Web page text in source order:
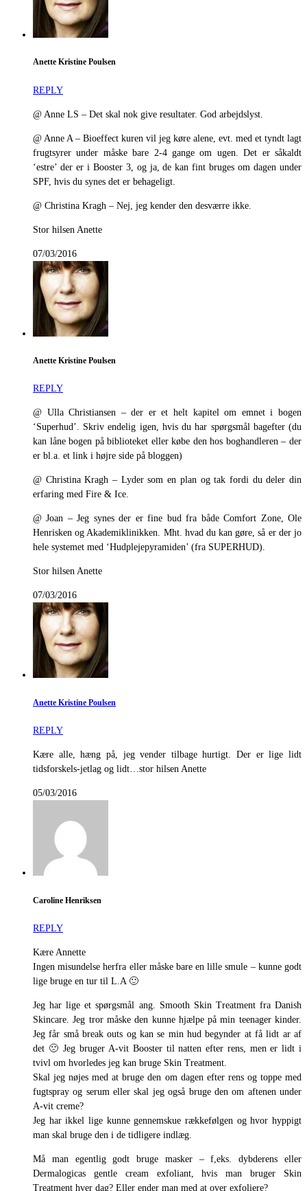
Anette Kristine Poulsen
REPLY
@ Anne LS – Det skal nok give resultater. God arbejdslyst.
@ Anne A – Bioeffect kuren vil jeg køre alene, evt. med et tyndt lagt
frugtsyrer under måske bare 2-4 gange om ugen. Det er såkaldt
‘estre’ der er i Booster 3, og ja, de kan fint bruges om dagen under
SPF, hvis du synes det er behageligt.
@ Christina Kragh – Nej, jeg kender den desværre ikke.
Stor hilsen Anette
07/03/2016
Anette Kristine Poulsen
REPLY
@ Ulla Christiansen – der er et helt kapitel om emnet i bogen
‘Superhud’. Skriv endelig igen, hvis du har spørgsmål bagefter (du
kan låne bogen på biblioteket eller købe den hos boghandleren – der
er bl.a. et link i højre side på bloggen)
@ Christina Kragh – Lyder som en plan og tak fordi du deler din
erfaring med Fire & Ice.
@ Joan – Jeg synes der er fine bud fra både Comfort Zone, Ole
Henrisken og Akademiklinikken. Mht. hvad du kan gøre, så er der jo
hele systemet med ‘Hudplejepyramiden’ (fra SUPERHUD).
Stor hilsen Anette
07/03/2016
Anette Kristine Poulsen
REPLY
Kære alle, hæng på, jeg vender tilbage hurtigt. Der er lige lidt
tidsforskels-jetlag og lidt…stor hilsen Anette
05/03/2016
Caroline Henriksen
REPLY
Kære Annette
Ingen misundelse herfra eller måske bare en lille smule – kunne godt
lige bruge en tur til L.A 🙂
Jeg har lige et spørgsmål ang. Smooth Skin Treatment fra Danish
Skincare. Jeg tror måske den kunne hjælpe på min teenager kinder.
Jeg får små break outs og kan se min hud begynder at få lidt ar af
det 🙁 Jeg bruger A-vit Booster til natten efter rens, men er lidt i
tvivl om hvorledes jeg kan bruge Skin Treatment.
Skal jeg nøjes med at bruge den om dagen efter rens og toppe med
fugtspray og serum eller skal jeg også bruge den om aftenen under
A-vit creme?
Jeg har ikkel lige kunne gennemskue rækkefølgen og hvor hyppigt
man skal bruge den i de tidligere indlæg.
Må man egentlig godt bruge masker – f,eks. dybderens eller
Dermalogicas gentle cream exfoliant, hvis man bruger Skin
Treatment hver dag? Eller ender man med at over exfoliere?